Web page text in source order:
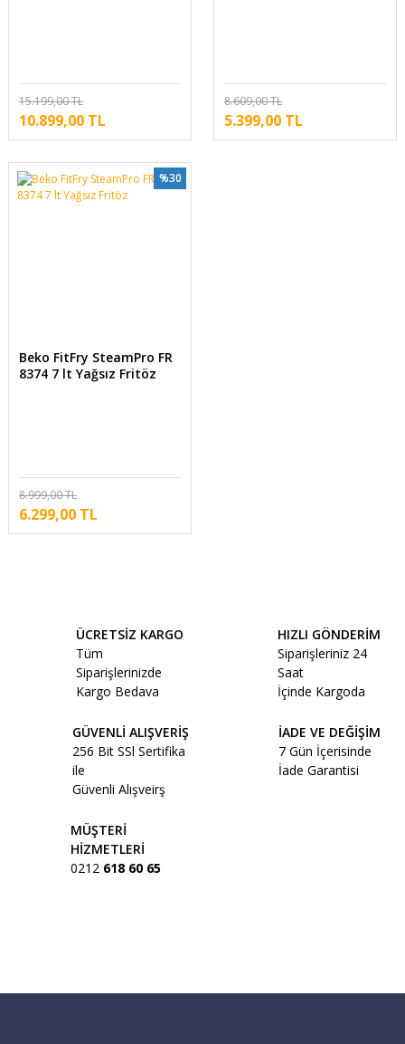
15.199,00 TL
10.899,00 TL
8.609,00 TL
5.399,00 TL
%30
Beko FitFry SteamPro FR
8374 7 lt Yağsız Fritöz
8.999,00 TL
6.299,00 TL
ÜCRETSİZ KARGO
Tüm
Siparişlerinizde
Kargo Bedava
HIZLI GÖNDERİM
Siparişleriniz 24
Saat
İçinde Kargoda
GÜVENLİ ALIŞVERİŞ
256 Bit SSl Sertifika
ile
Güvenli Alışveirş
İADE VE DEĞİŞİM
7 Gün İçerisinde
İade Garantisi
MÜŞTERİ
HİZMETLERİ
0212 618 60 65